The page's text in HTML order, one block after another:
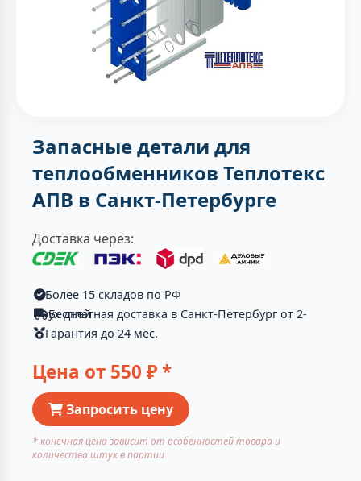
Запасные детали для
теплообменников Теплотекс
АПВ в Санкт-Петербурге
Доставка через:
Более 15 складов по РФ
Бесплатная доставка в Санкт-Петербург от 2-ух дней
Гарантия до 24 мес.
Цена от 550 ₽ *
Запросить цену
* конечная цена зависит от особенностей товара и
количества штук в партии